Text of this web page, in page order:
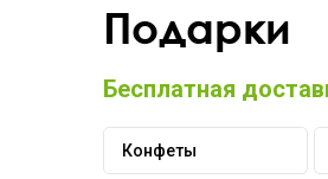
Подарки
Бесплатная
Конфеты